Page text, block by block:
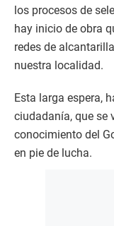
los procesos de
hay inicio de obra
redes de
nuestra localidad.
Esta larga espera,
ciudadanía, que se
conocimiento del
en pie de lucha.